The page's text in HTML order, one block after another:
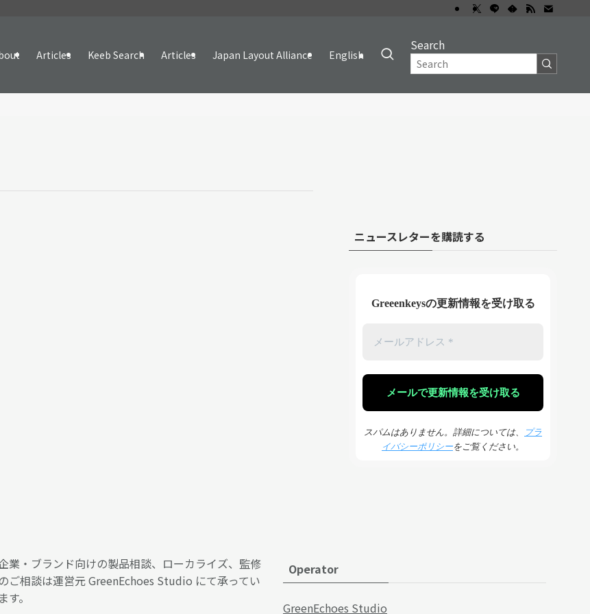
Articles Keeb Search Articles Japan Layout Alliance English
Search
ニュースレターを購読する
Greeenkeysの更新情報を受け取る
スパムはありません。詳細については、
プラ
イバシーポリシーをご覧ください。
業・ブランド向けの製品相談、ローカライズ、監修
のご相談は運営元 GreenEchoes Studio にて承ってい
ます。
Operator
GreenEchoes Studio